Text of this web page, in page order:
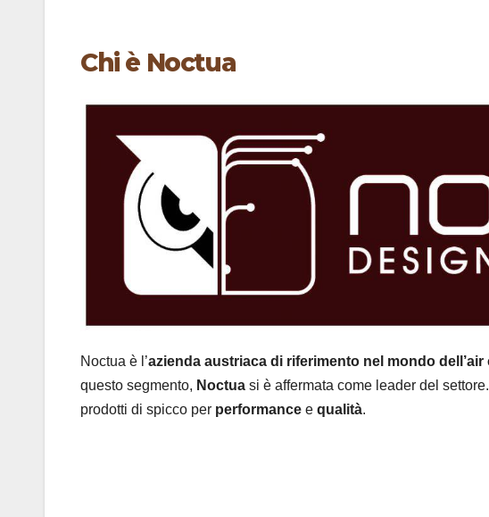
Chi è Noctua
Noctua è l’azienda austriaca di riferimento nel mondo dell’air
questo segmento, Noctua si è affermata come leader del
prodotti di spicco per performance e qualità.